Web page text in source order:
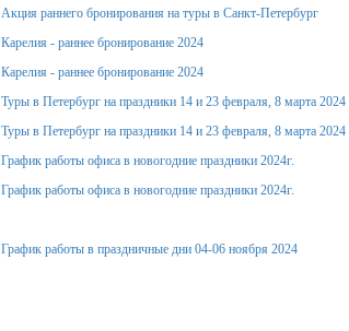
Акция раннего бронирования на туры в Санкт-Петербург
Карелия - раннее бронирование 2024
Карелия - раннее бронирование 2024
Туры в Петербург на праздники 14 и 23 февраля, 8 марта 2024
Туры в Петербург на праздники 14 и 23 февраля, 8 марта 2024
График работы офиса в новогодние праздники 2024г.
График работы офиса в новогодние праздники 2024г.
График работы в праздничные дни 04-06 ноября 2024